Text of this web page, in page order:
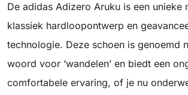
De adidas Adizero Aruku is een unieke
klassiek hardloopontwerp en
technologie. Deze schoen is genoemd
woord voor ‘wandelen’ en biedt een
comfortabele ervaring, of je nu